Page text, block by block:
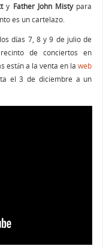
y Father John Mistypara
es un cartelazo.
días 7, 8 y 9 de julio de
de conciertos en
están a la venta en laweb
el 3 de diciembre a un